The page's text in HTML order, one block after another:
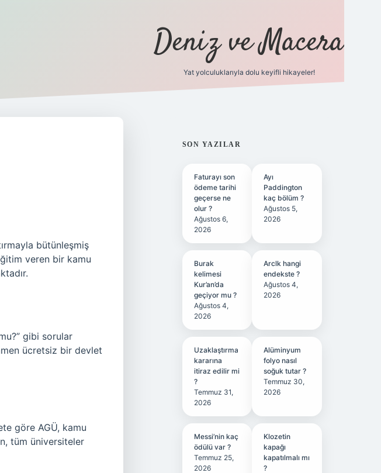
Deniz ve Macera
Yat yolculuklarıyla dolu keyifli hikayeler!
bütünleşmiş
veren bir kamu
gibi sorular
ücretsiz bir devlet
göre AGÜ, kamu
tüm üniversiteler
SIDEBAR
SON YAZILAR
Faturayı son
ödeme tarihi
geçerse ne
olur ?
Ağustos 6,
2026
Ayı
Paddington
kaç bölüm ?
Ağustos 5,
2026
Burak
kelimesi
Kur’an’da
geçiyor mu ?
Ağustos 4,
2026
Arclk hangi
endekste ?
Ağustos 4,
2026
Uzaklaştırma
kararına
itiraz edilir mi
?
Temmuz 31,
2026
Alüminyum
folyo nasıl
soğuk tutar ?
Temmuz 30,
2026
Messi’nin kaç
ödülü var ?
Temmuz 25,
2026
Klozetin
kapağı
kapatılmalı mı
?